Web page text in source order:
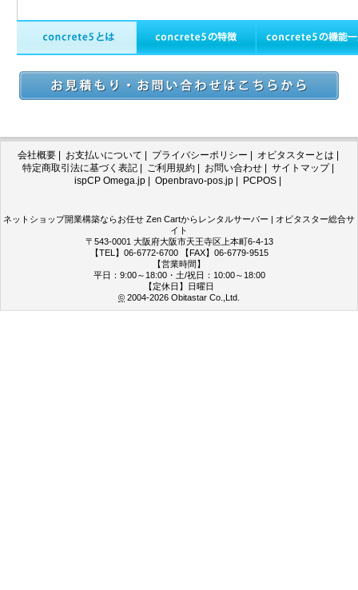
会社概要| お支払いについて プライバシーポリシー オビタスターとは
特定商取引法に基づく表記| ご利用規約| お問い合わせ| サイトマップ|
ispCP Omega.jp
Openbravo-pos.jp PCPOS
ネットショップ開業構築ならお任せ Zen Cartからレンタルサーバー | オビタスター総合サ
イト
〒543-0001 大阪府大阪市天王寺区上本町6-4-13
【TEL】06-6772-6700 【FAX】06-6779-9515
【営業時間】
平日：9:00～18:00・土/祝日：10:00～18:00
【定休日】日曜日
© 2004-2026 Obitastar Co.,Ltd.